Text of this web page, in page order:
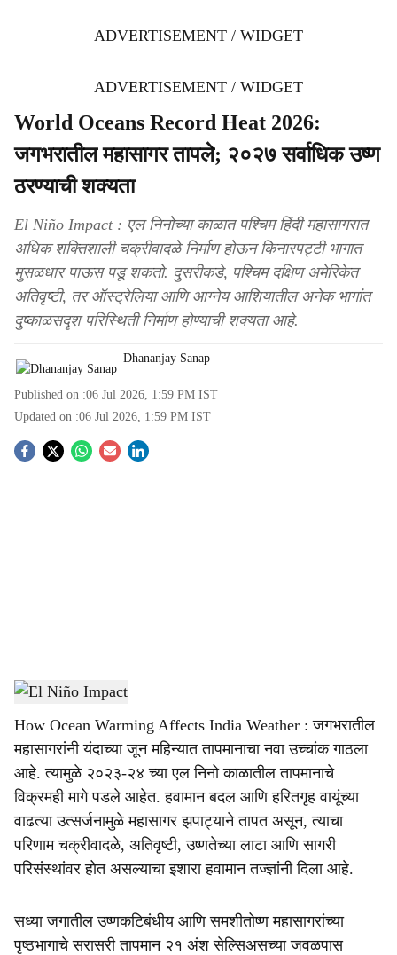
ADVERTISEMENT / WIDGET
ADVERTISEMENT / WIDGET
World Oceans Record Heat 2026:
जगभरातील महासागर तापले; २०२७ सर्वाधिक उष्ण
ठरण्याची शक्यता
El Niño Impact : एल निनोच्या काळात पश्चिम हिंदी महासागरात
अधिक शक्तिशाली चक्रीवादळे निर्माण होऊन किनारपट्टी भागात
मुसळधार पाऊस पडू शकतो. दुसरीकडे, पश्चिम दक्षिण अमेरिकेत
अतिवृष्टी, तर ऑस्ट्रेलिया आणि आग्नेय आशियातील अनेक भागांत
दुष्काळसदृश परिस्थिती निर्माण होण्याची शक्यता आहे.
Dhananjay Sanap
Published on :06 Jul 2026, 1:59 PM IST
Updated on :06 Jul 2026, 1:59 PM IST
S
a
r
e
El Niño Impact-Agrowon
How Ocean Warming Affects India Weather : जगभरातील
महासागरांनी यंदाच्या जून महिन्यात तापमानाचा नवा उच्चांक गाठला
आहे. त्यामुळे २०२३-२४ च्या एल निनो काळातील तापमानाचे
विक्रमही मागे पडले आहेत. हवामान बदल आणि हरितगृह वायूंच्या
वाढत्या उत्सर्जनामुळे महासागर झपाट्याने तापत असून, त्याचा
परिणाम चक्रीवादळे, अतिवृष्टी, उष्णतेच्या लाटा आणि सागरी
परिसंस्थांवर होत असल्याचा इशारा हवामान तज्ज्ञांनी दिला आहे.
सध्या जगातील उष्णकटिबंधीय आणि समशीतोष्ण महासागरांच्या
पृष्ठभागाचे सरासरी तापमान २१ अंश सेल्सिअसच्या जवळपास